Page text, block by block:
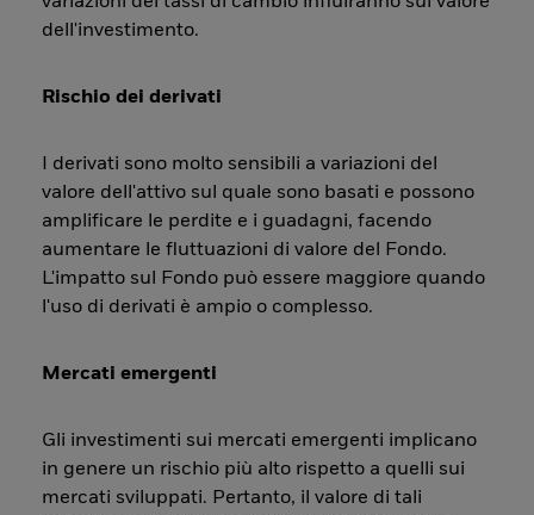
dell'investimento.
Rischio dei derivati
I derivati sono molto sensibili a variazioni del
valore dell'attivo sul quale sono basati e possono
amplificare le perdite e i guadagni, facendo
aumentare le fluttuazioni di valore del Fondo.
L'impatto sul Fondo può essere maggiore quando
l'uso di derivati è ampio o complesso.
Mercati emergenti
Gli investimenti sui mercati emergenti implicano
in genere un rischio più alto rispetto a quelli sui
mercati sviluppati. Pertanto, il valore di tali